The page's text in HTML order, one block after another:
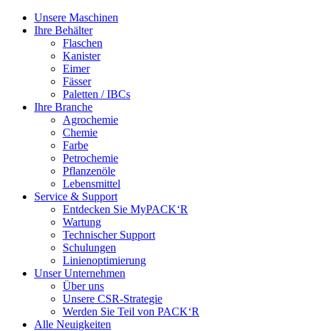
Unsere Maschinen
Ihre Behälter
Flaschen
Kanister
Eimer
Fässer
Paletten / IBCs
Ihre Branche
Agrochemie
Chemie
Farbe
Petrochemie
Pflanzenöle
Lebensmittel
Service & Support
Entdecken Sie MyPACK‘R
Wartung
Technischer Support
Schulungen
Linienoptimierung
Unser Unternehmen
Über uns
Unsere CSR-Strategie
Werden Sie Teil von PACK‘R
Alle Neuigkeiten